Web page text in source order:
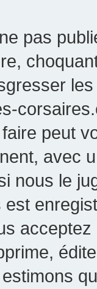
pas
peut
avec
nous le